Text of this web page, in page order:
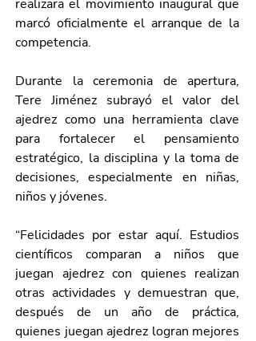
realizara el movimiento inaugural que
marcó oficialmente el arranque de la
competencia.
Durante la ceremonia de apertura,
Tere Jiménez subrayó el valor del
ajedrez como una herramienta clave
para fortalecer el pensamiento
estratégico, la disciplina y la toma de
decisiones, especialmente en niñas,
niños y jóvenes.
“Felicidades por estar aquí. Estudios
científicos comparan a niños que
juegan ajedrez con quienes realizan
otras actividades y demuestran que,
después de un año de práctica,
quienes juegan ajedrez logran mejores